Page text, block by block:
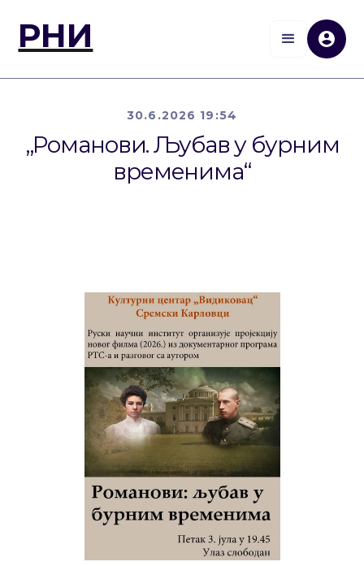
РНИ
30.6.2026 19:54
„Романови. Љубав у бурним
временима“